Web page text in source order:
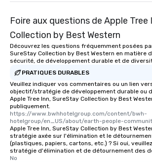
Foire aux questions de Apple Tree
Collection by Best Western
Découvrez les questions fréquemment posées
SureStay Collection by Best Western en matière
sécurité, de développement durable et de
PRATIQUES DURABLES
Veuillez indiquer vos commentaires ou un lien
objectif/stratégie de développement durable ou
Apple Tree Inn, SureStay Collection by Best
publiquement.
https://www.bwhhotelgroup.com/content/bwh-
hotelgroup/en_US/about/earth-people-
Apple Tree Inn, SureStay Collection by Best
stratégie axée sur l'élimination et le
(plastiques, papiers, cartons, etc.) ? Si oui,
stratégie d'élimination et de détournement des
No